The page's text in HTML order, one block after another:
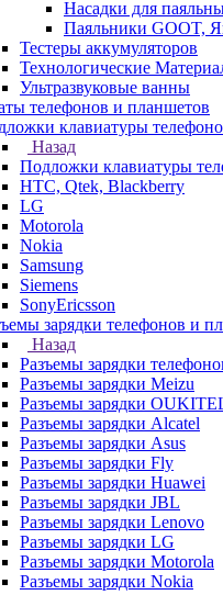
Насадки для
Паяльники GOOT,
Тестеры аккумуляторов
Технологические
Ультразвуковые ванны
телефонов и планшетов
клавиатуры
Назад
Подложки клавиатуры
HTC, Qtek, Blackberry
LG
Motorola
Nokia
Samsung
Siemens
SonyEricsson
зарядки телефонов и
Назад
Разъемы зарядки
Разъемы зарядки Meizu
Разъемы зарядки
Разъемы зарядки Alcatel
Разъемы зарядки Asus
Разъемы зарядки Fly
Разъемы зарядки Huawei
Разъемы зарядки JBL
Разъемы зарядки Lenovo
Разъемы зарядки LG
Разъемы зарядки Motorola
Разъемы зарядки Nokia